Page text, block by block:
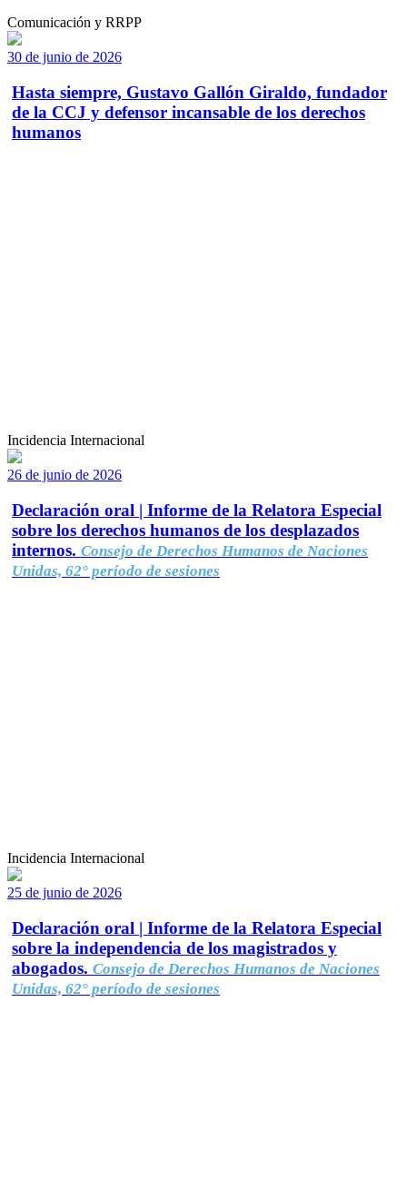
Comunicación y RRPP
30 de junio de 2026
Hasta siempre, Gustavo Gallón Giraldo, fundador
de la CCJ y defensor incansable de los derechos
humanos
Incidencia Internacional
26 de junio de 2026
Declaración oral | Informe de la Relatora Especial
sobre los derechos humanos de los desplazados
internos. Consejo de Derechos Humanos de Naciones
Unidas, 62° período de sesiones
Incidencia Internacional
25 de junio de 2026
Declaración oral | Informe de la Relatora Especial
sobre la independencia de los magistrados y
abogados. Consejo de Derechos Humanos de Naciones
Unidas, 62° período de sesiones